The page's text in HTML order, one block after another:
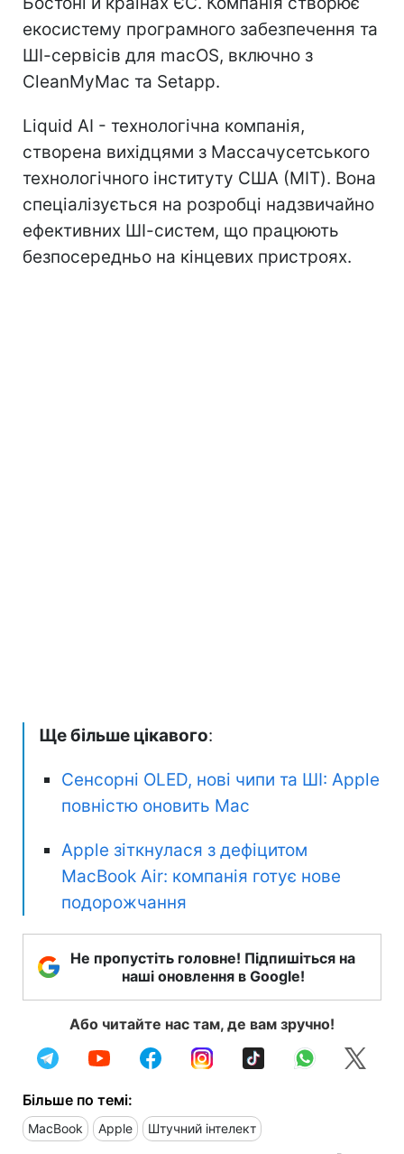
екосистему програмного забезпечення та
ШІ-сервісів для macOS, включно з
CleanMyMac та Setapp.
Liquid AI - технологічна компанія,
створена вихідцями з Массачусетського
технологічного інституту США (MIT). Вона
спеціалізується на розробці надзвичайно
ефективних ШІ-систем, що працюють
безпосередньо на кінцевих пристроях.
Ще більше цікавого:
Сенсорні OLED, нові чипи та ШІ: Apple
повністю оновить Mac
Apple зіткнулася з дефіцитом
MacBook Air: компанія готує нове
подорожчання
Не пропустіть головне! Підпишіться на
наші оновлення в Google!
Або читайте нас там, де вам зручно!
Більше по темі:
MacBook Apple Штучний інтелект